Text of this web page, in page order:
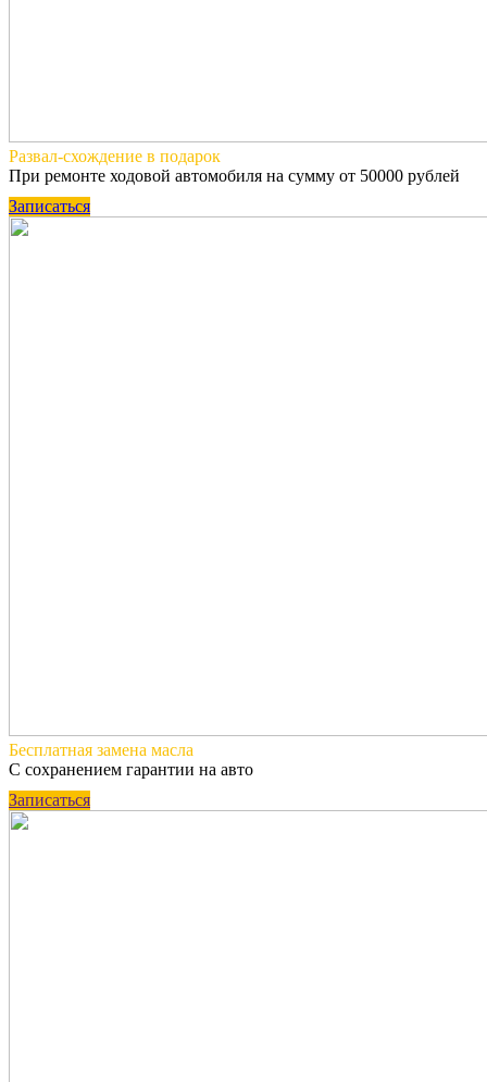
Развал-схождение в подарок
При ремонте ходовой автомобиля на сумму от 50000 рублей
Записаться
Бесплатная замена масла
С сохранением гарантии на авто
Записаться